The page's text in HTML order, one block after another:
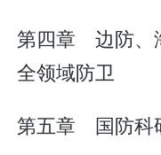
第四章 边防、
全领域防卫
第五章 国防科